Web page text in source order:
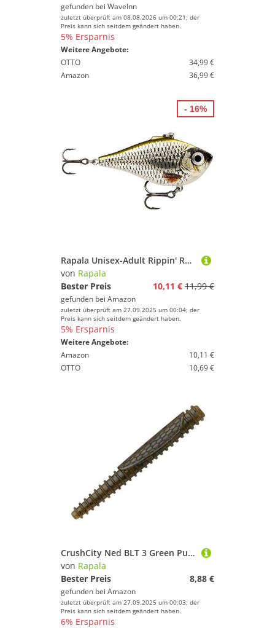
gefunden bei WaveInn
zuletzt überprüft am 08.08.2026 um 00:21; der
Preis kann sich seitdem geändert haben.
5% Ersparnis
Weitere Angebote:
OTTO
34,99 €
Amazon
36,99 €
Rapala Unisex-Adult Rippin' Rap Angelköder-Slender Body & Lipless Crank Angelzubehör-Süßwasser Spinnköder-Variable Lauftiefe-Fischköder 5cm, 9g-Hergestellt in Estland-Live Roach
von Rapala
Bester Preis
10,11 € 11,99 €
gefunden bei Amazon
zuletzt überprüft am 27.09.2025 um 00:04; der
Preis kann sich seitdem geändert haben.
5% Ersparnis
Weitere Angebote:
Amazon
10,11 €
OTTO
10,69 €
- 16%
CrushCity Ned BLT 3 Green Pumpkin CCNBT3GPPK
von Rapala
Bester Preis
8,88 €
gefunden bei Amazon
zuletzt überprüft am 27.09.2025 um 00:03; der
Preis kann sich seitdem geändert haben.
6% Ersparnis